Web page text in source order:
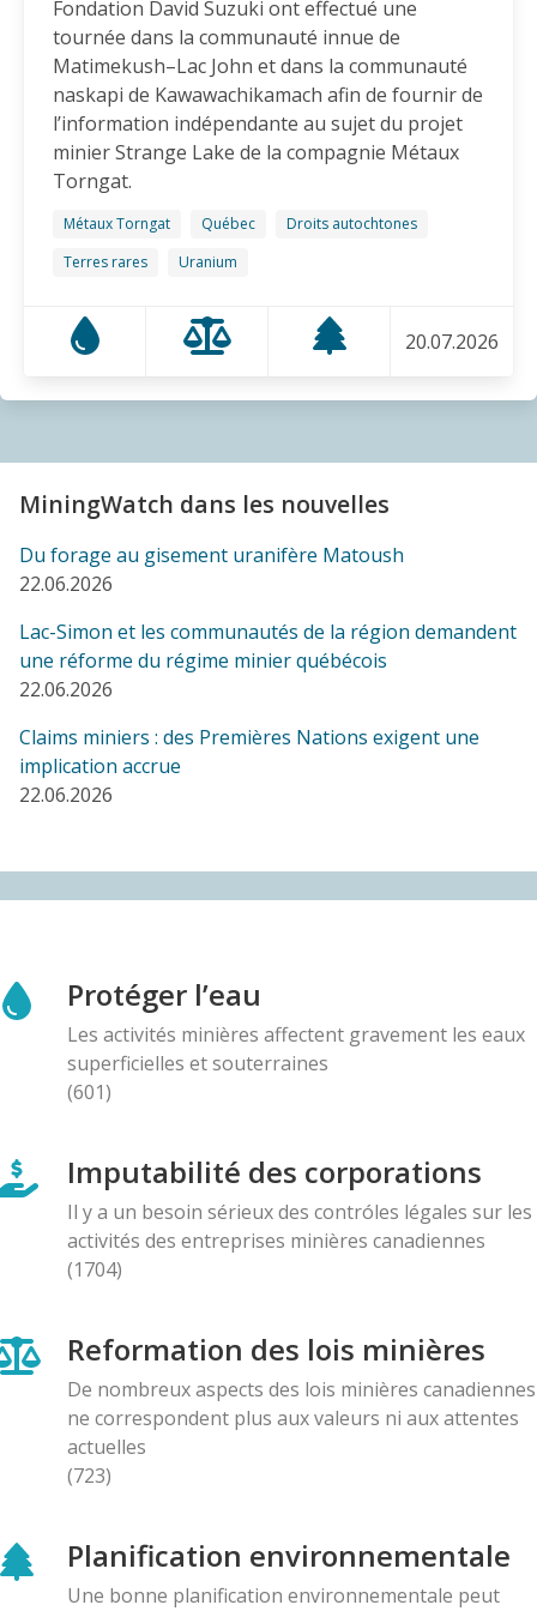
impacts sur l’eau
14.11.2025
BLOG ENTRY
Congrès QMM | Programmation
11.11.2025
Destruction de lacs pour y déverser des déchets
31.10.2025
20.10.2025
COMMUNIQUÉ
Représentantes autochtones Xinka demandent au
Canada de respecter leur autodétermination face à
une mine canadienne au Guatemala
23.09.2025
AMI(E)S DE MINES ALERTE
Référendum sur le projet de mine à ciel ouvert de
graphite en Outaouais : les citoyens des 5
Canada pour exiger le respect de
l'autodétermination des peuples autochtones au
Guatemala
25.08.2025
Une première au Québec : Un projet de mine de
graphite à ciel ouvert en zone de villégiature fera
l'objet d'un référendum dans cinq municipalités de
l'Outaouais. Le Comité du Non lance sa campagne «
Le 31 août je vote NON »
BLOG ENTRY
Lettre au Ministre de l'Environnement: Demande de
ne pas céder à la pression exercée par la minière
Ressources Falco
12.06.2025
AMI(E)S DE MINES ALERTE
Attac Québec dévoile la puissante machine de
lobbyisme de Glencore, qui reçoit son Prix du lobby
Fondation David Suzuki ont effectué une
tournée dans la communauté innue de
Matimekush–Lac John et dans la communauté
naskapi de Kawawachikamach afin de fournir de
l’information indépendante au sujet du projet
minier Strange Lake de la compagnie Métaux
Torngat.
Métaux Torngat Québec
Droits autochtones
Terres rares
Uranium
20.07.2026
MiningWatch dans les nouvelles
Du forage au gisement uranifère Matoush
22.06.2026
Lac-Simon et les communautés de la région demandent
une réforme du régime minier québécois
22.06.2026
Claims miniers : des Premières Nations exigent une
implication accrue
22.06.2026
Protéger l’eau
Les activités minières affectent gravement les eaux
superficielles et souterraines
(601)
Imputabilité des corporations
Il y a un besoin sérieux des contróles légales sur les
activités des entreprises minières canadiennes
(1704)
Reformation des lois minières
De nombreux aspects des lois minières canadiennes
ne correspondent plus aux valeurs ni aux attentes
actuelles
(723)
Planification environnementale
Une bonne planification environnementale peut